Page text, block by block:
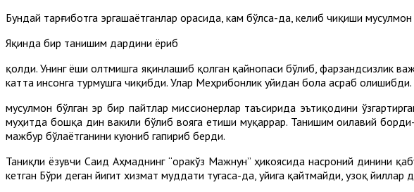
Бундай тарғиботга эргашаётганлар орасида, кам бўлса-да, келиб чиқиши
Яқинда бир танишим дардини ёриб
қолди. Унинг ёши олтмишга яқинлашиб қолган қайнопаси бўлиб, фарзандсизлик
катта инсонга турмушга чиқибди. Улар Меҳрибонлик уйидан бола асраб
мусулмон бўлган эр бир пайтлар миссионерлар таъсирида эътиқодини
муҳитда бошқа дин вакили бўлиб вояга етиши муқаррар. Танишим оилавий
мажбур бўлаётганини куюниб гапириб берди.
Таниқли ёзувчи Саид Аҳмаднинг “Қоракўз Мажнун” ҳикоясида насроний динини
кетган Бўри деган йигит хизмат муддати тугаса-да, уйига қайтмайди, узоқ